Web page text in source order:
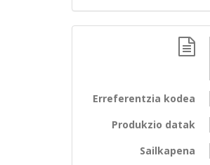
Erreferentzia kodea
Produkzio datak
Sailkapena